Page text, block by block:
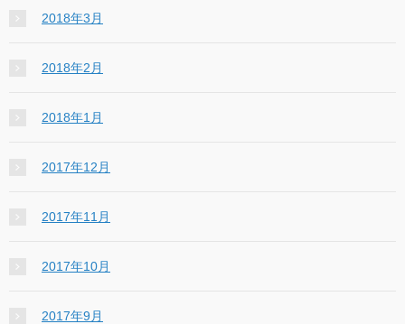
2018年3月
2018年2月
2018年1月
2017年12月
2017年11月
2017年10月
2017年9月